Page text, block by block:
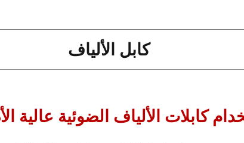
كابل الألياف
كابلات الألياف الضوئية عالية